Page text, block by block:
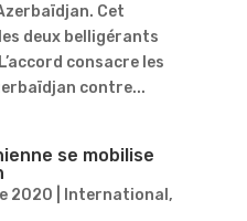
Cet
deux belligérants
consacre les
contre...
se mobilise
2020 International ,